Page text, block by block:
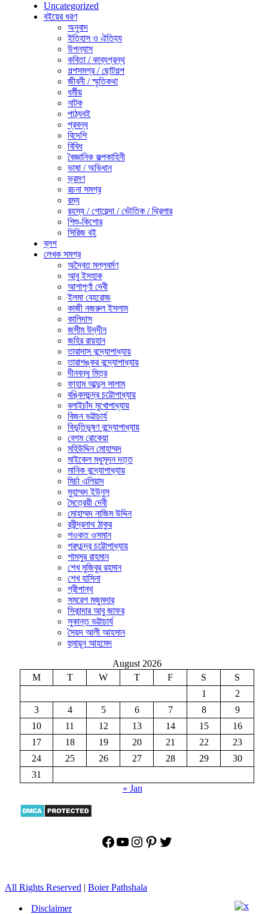
Uncategorized
বইয়ের ধরণ
অনুবাদ
ইতিহাস ও ঐতিহ্য
উপন্যাস
কবিতা / কাব্যগ্রন্থ
গল্পসমগ্র / ছোটগল্প
জীবনী / স্মৃতিকথা
ধর্মীয়
নাটক
পাঠ্যবই
প্রবন্ধ
বিদেশি
বিবিধ
বৈজ্ঞানিক কল্পকাহিনী
ভাষা / অভিধান
ভ্রমণ
রচনা সমগ্র
রম্য
রহস্য / গোয়েন্দা / ভৌতিক / থ্রিলার
শিশু-কিশোর
সিরিজ বই
ব্লগ
লেখক সমগ্র
অদ্বৈত মল্লবর্মণ
আবু ইসহাক
আশাপূর্ণা দেবী
ইলমা বেহরোজ
কাজী নজরুল ইসলাম
কালিদাস
জসীম উদ্‌দীন
জহির রায়হান
তারাদাস বন্দ্যোপাধ্যায়
তারাশঙ্কর বন্দ্যোপাধ্যায়
দীনবন্ধু মিত্র
ফাহাম আব্দুস সালাম
বঙ্কিমচন্দ্র চট্টোপাধ্যায়
বলাইচাঁদ মুখোপাধ্যায়
বিজন ভট্টাচার্য
বিভূতিভূষণ বন্দ্যোপাধ্যায়
বেগম রোকেয়া
মহিউদ্দিন মোহাম্মদ
মাইকেল মধুসূদন দত্ত
মানিক বন্দ্যোপাধ্যায়
মির্চা এলিয়াদ
মুহাম্মদ ইউনুস
মৈত্রেয়ী দেবী
মোহাম্মদ নাজিম উদ্দিন
রবীন্দ্রনাথ ঠাকুর
শওকত ওসমান
শরৎচন্দ্র চট্টোপাধ্যায়
শামসুর রাহমান
শেখ মুজিবুর রহমান
শেখ হাসিনা
শ্রীপান্থ
সমরেশ মজুমদার
সিকান্দার আবু জাফর
সুকান্ত ভট্টাচার্য
সৈয়দ আলী আহসান
হুমায়ূন আহমেদ
August 2026
M
T W T F S
S
1
2
3
4 5 6 7 8
9
10
11 12 13 14 15
16
17
18 19 20 21 22
23
24
25 26 27 28 29
30
31
« Jan
Facebook
YouTube
Instagram
Pinterest
Twitter
All Rights Reserved | Boier Pathshala
Disclaimer